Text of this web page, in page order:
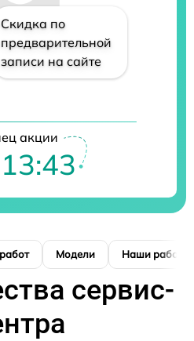
Скидка по
предварительной
записи на сайте
акции
Модели Наши работы
сервис-